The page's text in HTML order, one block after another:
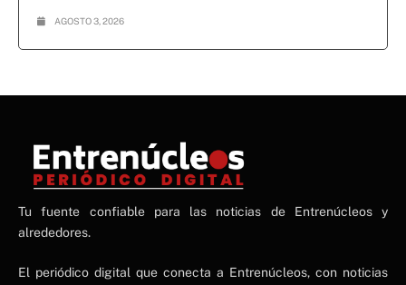
AGOSTO 3, 2026
NE
NEWS ELEMENTOR
Tu fuente confiable para las noticias de Entrenúcleos y
alrededores.
El periódico digital que conecta a Entrenúcleos, con noticias